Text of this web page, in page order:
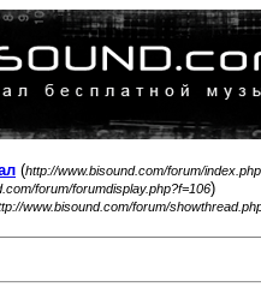
(http://www.bisound.com/forum/index.php
forum/forumdisplay.php?f=106)
www.bisound.com/forum/